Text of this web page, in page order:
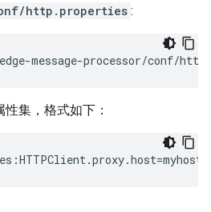
http.properties :
message-processor/conf/
集，格式如下：